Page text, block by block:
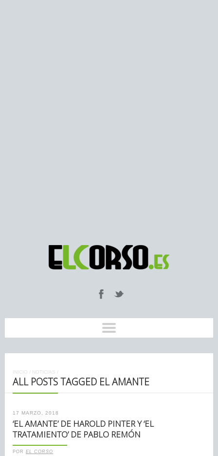
INICIO / NOTICIAS /
ALL POSTS TAGGED EL AMANTE
17 MARZO, 2018
‘EL AMANTE’ DE HAROLD PINTER Y ‘EL
TRATAMIENTO’ DE PABLO REMÓN
POR EL CORSO